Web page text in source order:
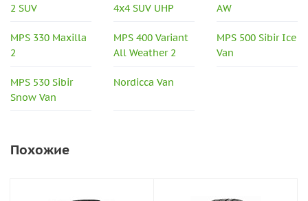
2 SUV 4x4 SUV UHP AW
MPS 330 Maxilla
2
MPS 400 Variant
All Weather 2
MPS 500 Sibir Ice
Van
MPS 530 Sibir
Snow Van
Nordicca Van
Похожие